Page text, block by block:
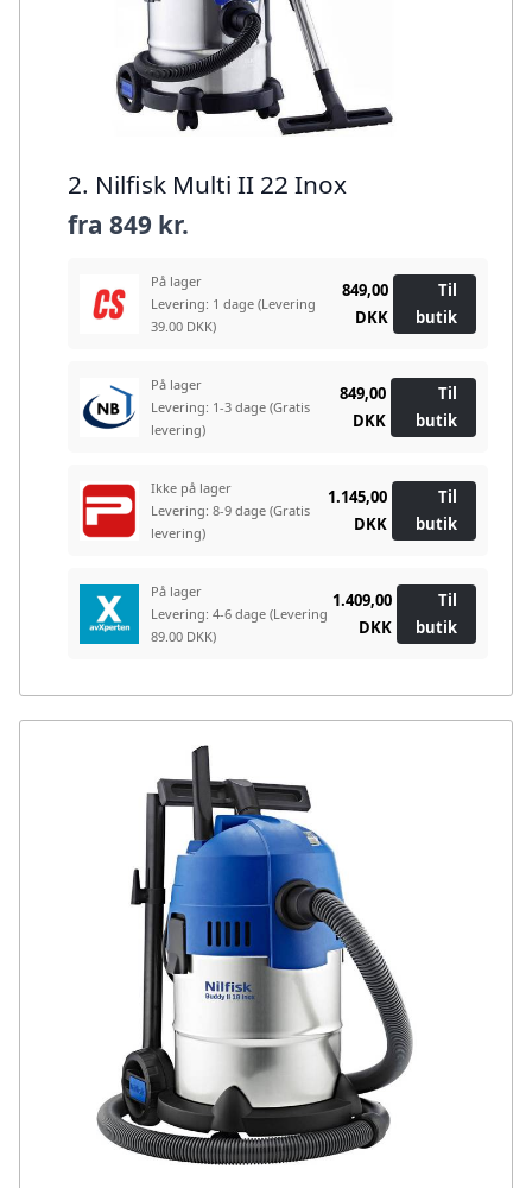
2. Nilfisk Multi II 22 Inox
fra 849 kr.
På lager
Levering: 1 dage (Levering
39.00 DKK)
849,00
DKK
Til
butik
På lager
Levering: 1-3 dage (Gratis
levering)
849,00
DKK
Til
butik
Ikke på lager
Levering: 8-9 dage (Gratis
levering)
1.145,00
DKK
Til
butik
På lager
Levering: 4-6 dage (Levering
89.00 DKK)
1.409,00
DKK
Til
butik